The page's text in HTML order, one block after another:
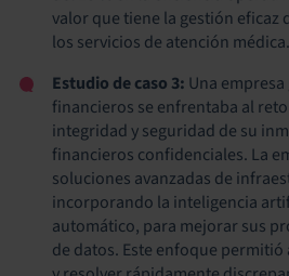
valor que tiene la gestión eficaz
los servicios de atención médica.
Estudio de caso 3: Una
financieros se enfrentaba al
integridad y seguridad de su
financieros confidenciales. La
soluciones avanzadas de
incorporando la inteligencia
automático, para mejorar sus
de datos. Este enfoque